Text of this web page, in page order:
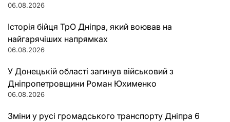
06.08.2026
Історія бійця ТрО Дніпра, який воював на
найгарячіших напрямках
06.08.2026
У Донецькій області загинув військовий з
Дніпропетровщини Роман Юхименко
06.08.2026
Зміни у русі громадського транспорту Дніпра 6